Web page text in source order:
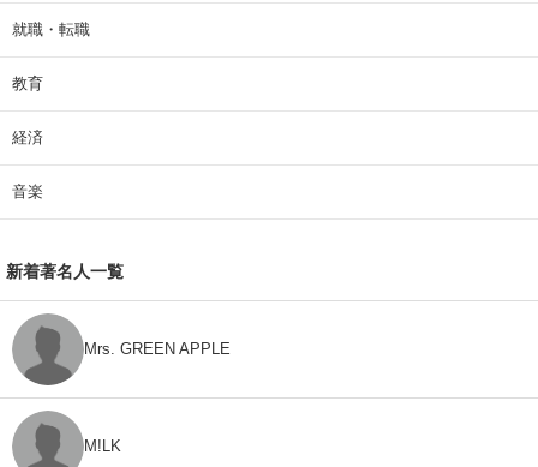
就職・転職
教育
経済
音楽
新着著名人一覧
Mrs. GREEN APPLE
M!LK